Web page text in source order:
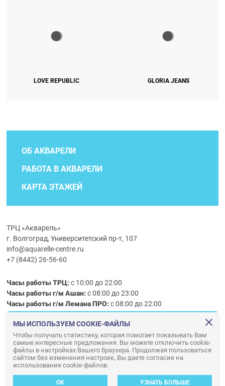
LOVE REPUBLIC GLORIA JEANS
ОБ АКВАРЕЛИ
РАБОТА В АКВАРЕЛИ
КАРТА ЭТАЖЕЙ
ТРЦ «Акварель»
г. Волгоград, Университетский пр-т, 107
info@aquarelle-centre.ru
+7 (8442) 26-56-60
Часы работы ТРЦ:с 10:00 до 22:00
Часы работы г/м Ашан:с 08:00 до 23:00
Часы работыг/мЛемана ПРО:с 08:00 до 22:00
Правила посещения ТРЦ «Акварель»
ООО «АКВАРЕЛЬ»
© ООО «Акварель» 2010–2026. All right reserved.
Дизайн концепция сайта —
Адаптивный дизайн и программирование —34 ВЕБ
МЫ ИСПОЛЬЗУЕМ COOKIE-ФАЙЛЫ
Чтобы получать статистику, которая помогает показывать Вам
самые интересные предложения. Вы можете отключить cookie-
файлы в настройках Вашего браузера. Продолжая пользоваться
сайтом без изменения настроек, Вы даете согласие на
использование cookie-файлов.
OK УЗНАТЬ БОЛЬШЕ